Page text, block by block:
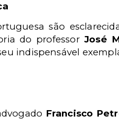
são
do professorJosé
indispensável
Francisco